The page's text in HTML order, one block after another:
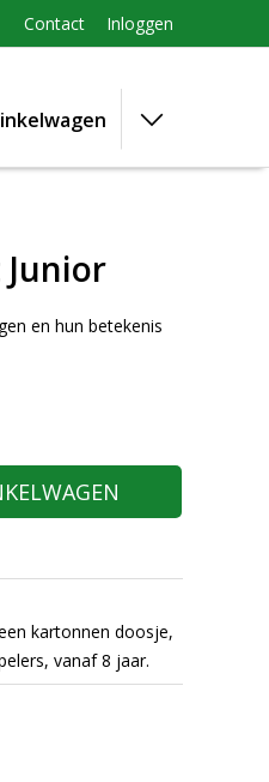
Contact Inloggen
en hun betekenis
kartonnen doosje,
vanaf 8 jaar.